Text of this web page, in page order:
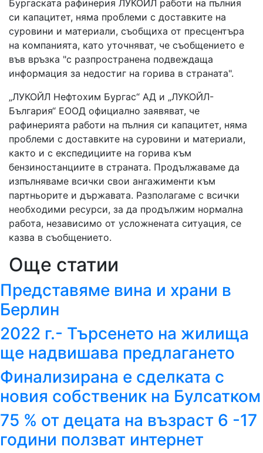
Бургаската рафинерия ЛУКОЙЛ работи на пълния
си капацитет, няма проблеми с доставките на
суровини и материали, съобщиха от пресцентъра
на компанията, като уточняват, че съобщението е
във връзка "с разпространена подвеждаща
информация за недостиг на горива в страната".
„ЛУКОЙЛ Нефтохим Бургас“ АД и „ЛУКОЙЛ-
България“ ЕООД официално заявяват, че
рафинерията работи на пълния си капацитет, няма
проблеми с доставките на суровини и материали,
както и с експедициите на горива към
бензиностанциите в страната. Продължаваме да
изпълняваме всички свои ангажименти към
партньорите и държавата. Разполагаме с всички
необходими ресурси, за да продължим нормална
работа, независимо от усложнената ситуация, се
казва в съобщението.
Още статии
Представяме вина и храни в
Берлин
2022 г.- Търсенето на жилища
ще надвишава предлагането
Финализирана е сделката с
новия собственик на Булсатком
75 % от децата на възраст 6 -17
години ползват интернет